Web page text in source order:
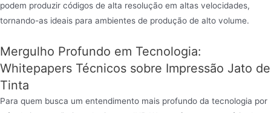
podem produzir códigos de alta resolução em altas velocidades,
tornando-as ideais para ambientes de produção de alto volume.
Mergulho Profundo em Tecnologia:
Whitepapers Técnicos sobre Impressão Jato de
Tinta
Para quem busca um entendimento mais profundo da tecnologia por